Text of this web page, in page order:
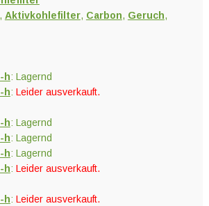
, Aktivkohlefilter, Carbon, Geruch,
h: Lagernd
h: Leider ausverkauft.
h: Lagernd
h: Lagernd
h: Lagernd
h: Leider ausverkauft.
h: Leider ausverkauft.